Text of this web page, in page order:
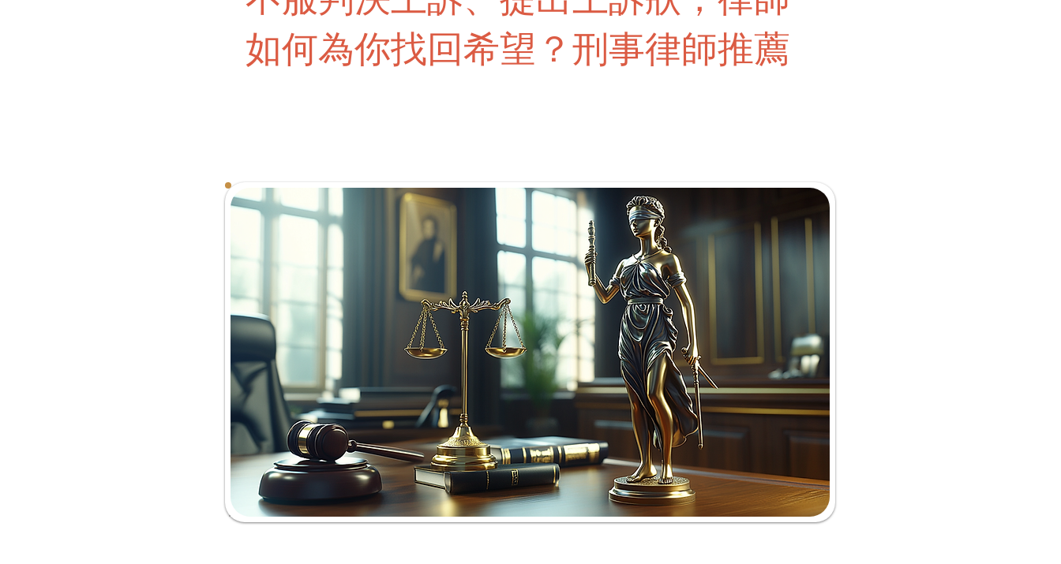
如何為你找回希望？刑事律師推薦